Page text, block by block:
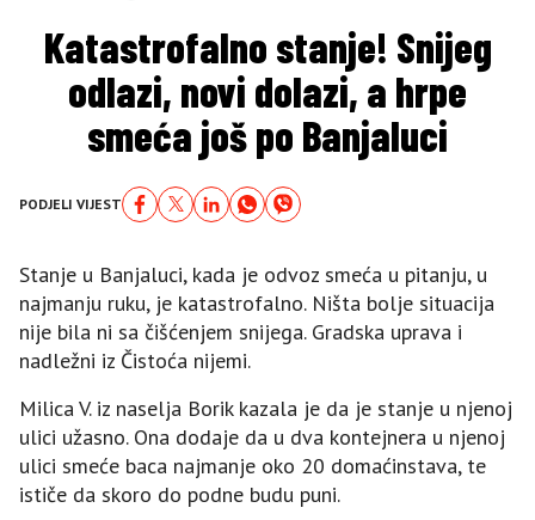
Katastrofalno stanje! Snijeg
odlazi, novi dolazi, a hrpe
smeća još po Banjaluci
PODJELI VIJEST
Stanje u Banjaluci, kada je odvoz smeća u pitanju, u
najmanju ruku, je katastrofalno. Ništa bolje situacija
nije bila ni sa čišćenjem snijega. Gradska uprava i
nadležni iz Čistoća nijemi.
Milica V. iz naselja Borik kazala je da je stanje u njenoj
ulici užasno. Ona dodaje da u dva kontejnera u njenoj
ulici smeće baca najmanje oko 20 domaćinstava, te
ističe da skoro do podne budu puni.